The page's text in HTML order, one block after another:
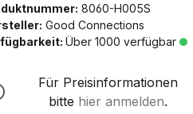
8060-H005S
Good Connections
Über 1000 verfügbar
Für Preisinformationen
bitte hier anmelden.